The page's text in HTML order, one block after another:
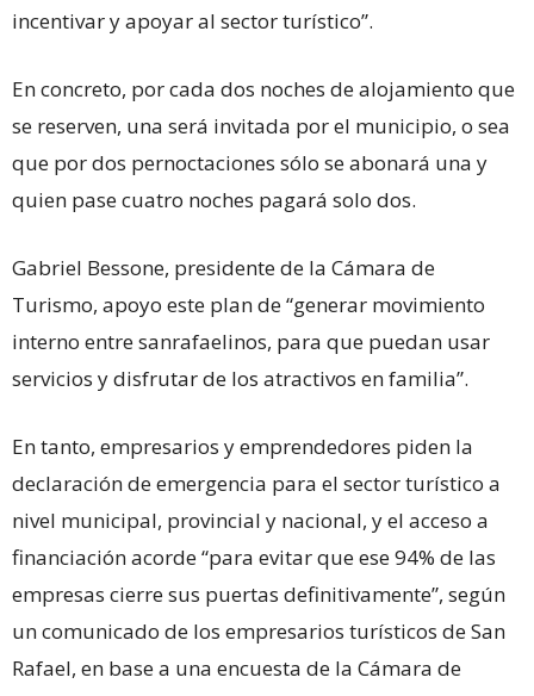
incentivar y apoyar al sector turístico”.
En concreto, por cada dos noches de alojamiento que
se reserven, una será invitada por el municipio, o sea
que por dos pernoctaciones sólo se abonará una y
quien pase cuatro noches pagará solo dos.
Gabriel Bessone, presidente de la Cámara de
Turismo, apoyo este plan de “generar movimiento
interno entre sanrafaelinos, para que puedan usar
servicios y disfrutar de los atractivos en familia”.
En tanto, empresarios y emprendedores piden la
declaración de emergencia para el sector turístico a
nivel municipal, provincial y nacional, y el acceso a
financiación acorde “para evitar que ese 94% de las
empresas cierre sus puertas definitivamente”, según
un comunicado de los empresarios turísticos de San
Rafael, en base a una encuesta de la Cámara de